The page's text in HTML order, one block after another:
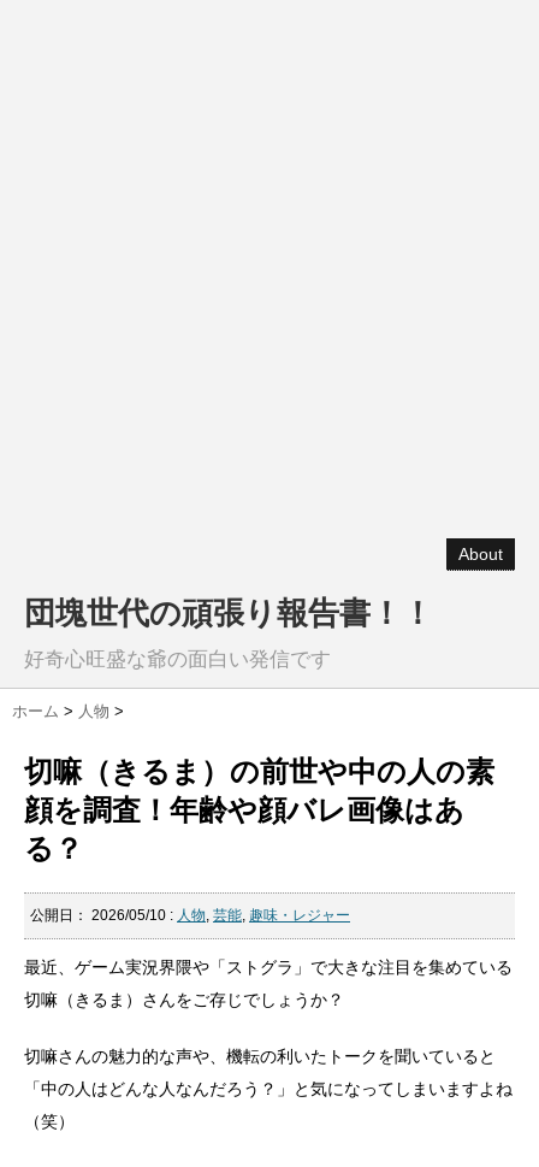
About
団塊世代の頑張り報告書！！
好奇心旺盛な爺の面白い発信です
ホーム > 人物 >
切嘛（きるま）の前世や中の人の素
顔を調査！年齢や顔バレ画像はあ
る？
公開日： 2026/05/10 : 人物, 芸能, 趣味・レジャー
最近、ゲーム実況界隈や「ストグラ」で大きな注目を集めている
切嘛（きるま）さんをご存じでしょうか？
切嘛さんの魅力的な声や、機転の利いたトークを聞いていると
「中の人はどんな人なんだろう？」と気になってしまいますよね
（笑）